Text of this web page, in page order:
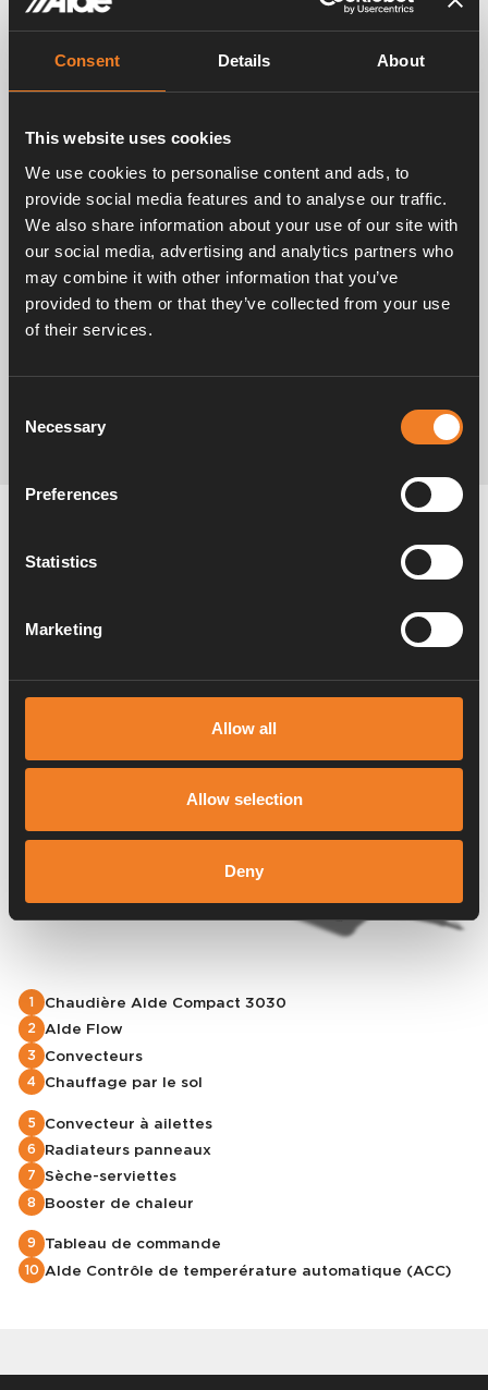
Consent Details About
This website uses cookies
We use cookies to personalise content and ads, to
provide social media features and to analyse our traffic.
We also share information about your use of our site with
our social media, advertising and analytics partners who
may combine it with other information that you’ve
provided to them or that they’ve collected from your use
of their services.
Selection
Necessary
Preferences
Statistics
Marketing
Allow all
Allow selection
Deny
l’électricité.
Produit également de l’eau chaude.
7
8
1 Chaudière Alde Compact 3030
2 Alde Flow
3 Convecteurs
4 Chauffage par le sol
5 Convecteur à ailettes
6 Radiateurs panneaux
7 Sèche-serviettes
8 Booster de chaleur
9 Tableau de commande
10 Alde Contrôle de temperérature automatique (ACC)